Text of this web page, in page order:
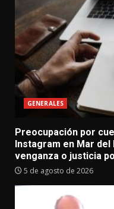
GENERALES
Preocupación por
Instagram en Mar
venganza o justicia
5 de agosto de 2026